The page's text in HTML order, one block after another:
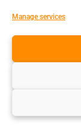
Manage services